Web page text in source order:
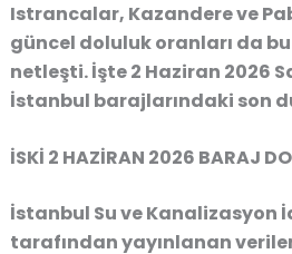
Istrancalar, Kazandere ve
güncel doluluk oranları da
netleşti. İşte 2 Haziran 2026
İstanbul barajlarındaki son
İSKİ 2 HAZİRAN 2026 BARAJ
İstanbul Su ve Kanalizasyon
tarafından yayınlanan